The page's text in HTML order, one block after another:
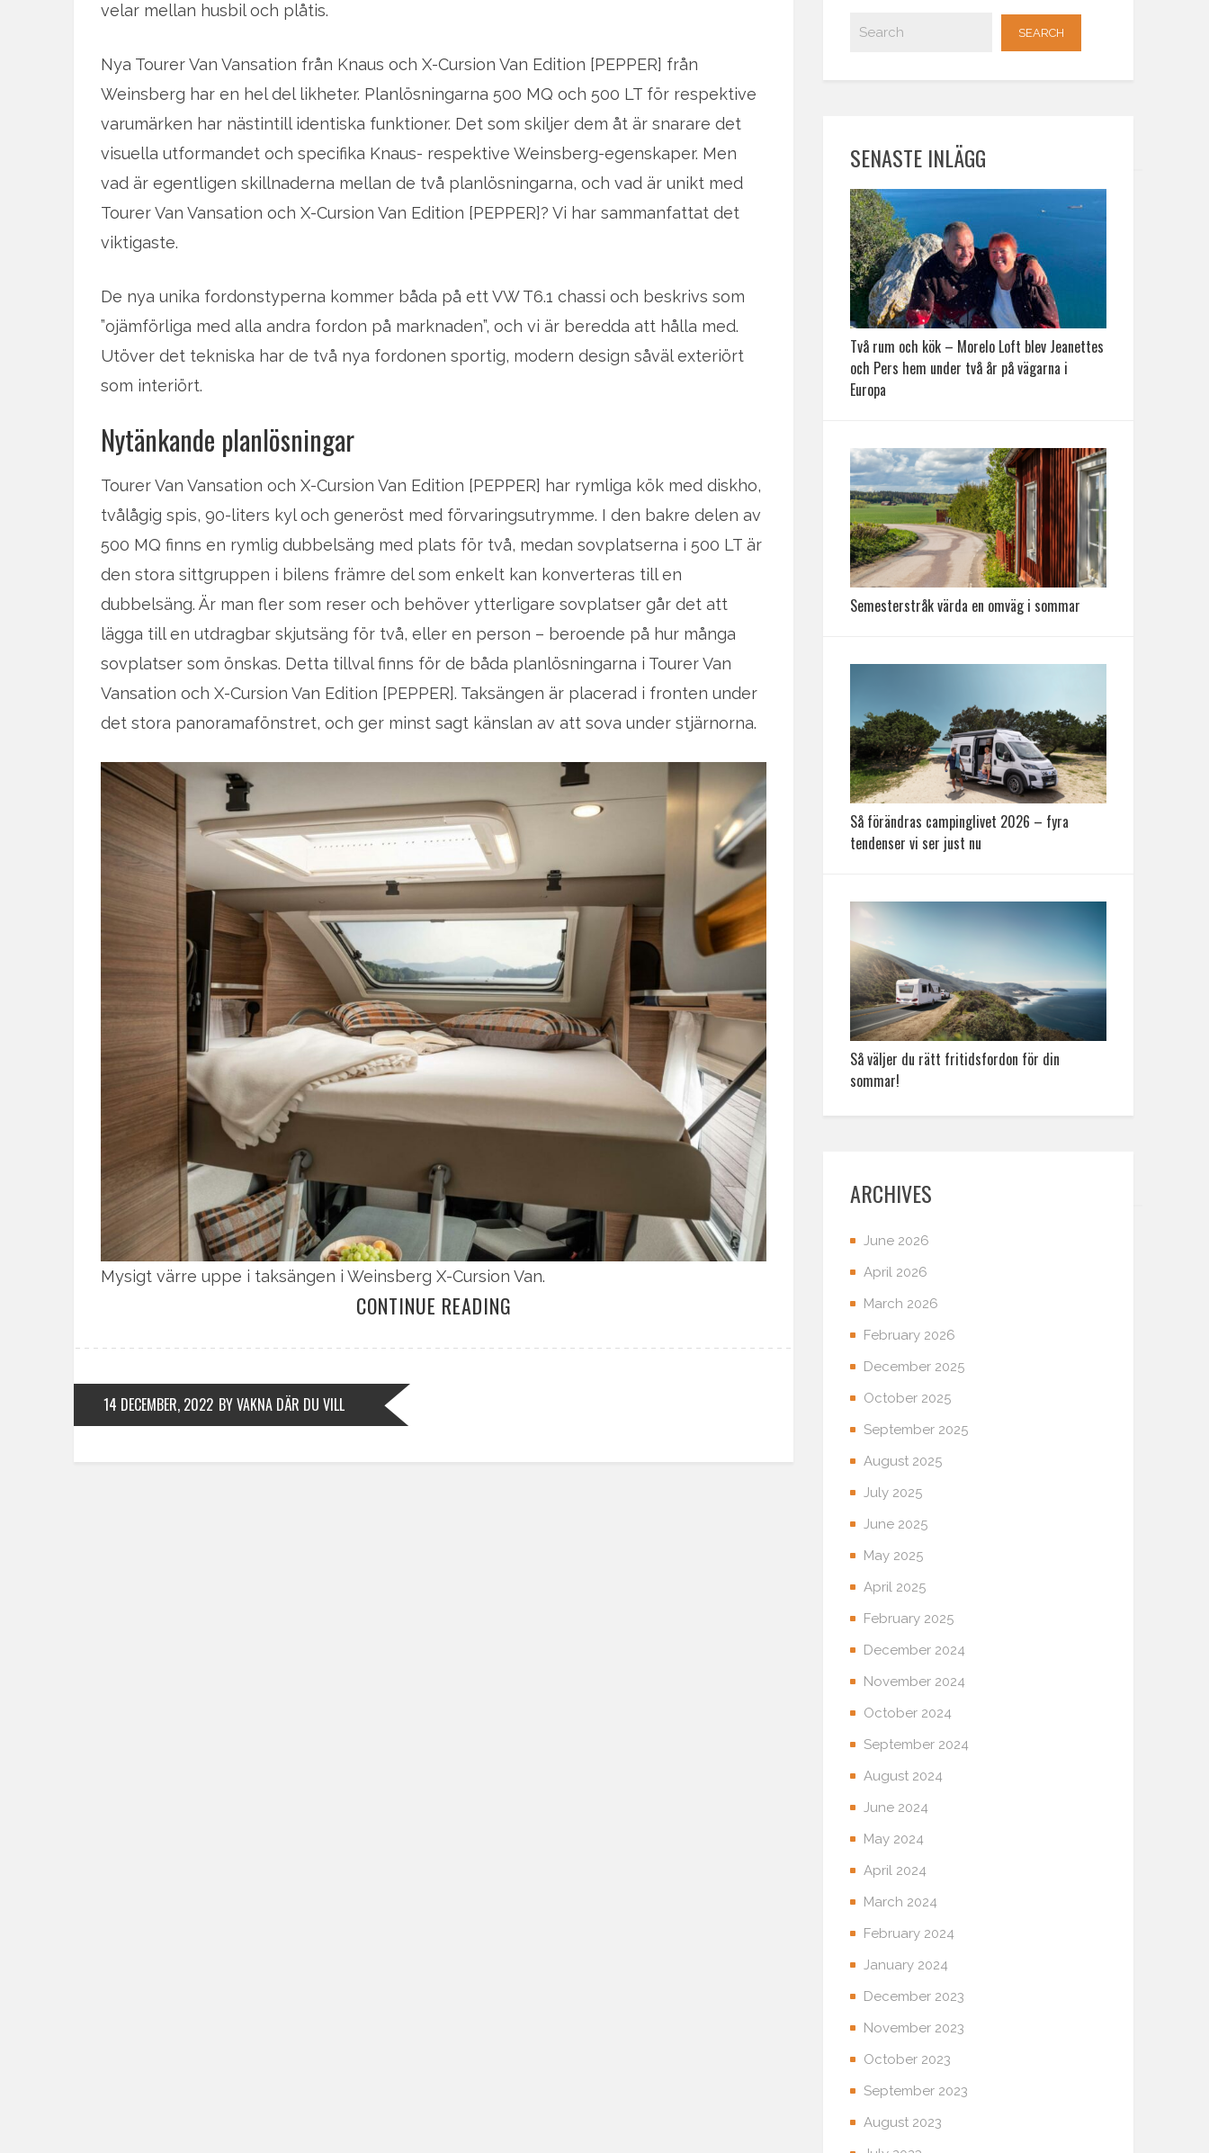
velar mellan husbil och plåtis.
Nya Tourer Van Vansation från Knaus och X-Cursion Van Edition [PEPPER] från
Weinsberg har en hel del likheter. Planlösningarna 500 MQ och 500 LT för respektive
varumärken har nästintill identiska funktioner. Det som skiljer dem åt är snarare det
visuella utformandet och specifika Knaus- respektive Weinsberg-egenskaper. Men
vad är egentligen skillnaderna mellan de två planlösningarna, och vad är unikt med
Tourer Van Vansation och X-Cursion Van Edition [PEPPER]? Vi har sammanfattat det
viktigaste.
De nya unika fordonstyperna kommer båda på ett VW T6.1 chassi och beskrivs som
”ojämförliga med alla andra fordon på marknaden”, och vi är beredda att hålla med.
Utöver det tekniska har de två nya fordonen sportig, modern design såväl exteriört
som interiört.
Nytänkande planlösningar
Tourer Van Vansation och X-Cursion Van Edition [PEPPER] har rymliga kök med diskho,
tvålågig spis, 90-liters kyl och generöst med förvaringsutrymme. I den bakre delen av
500 MQ finns en rymlig dubbelsäng med plats för två, medan sovplatserna i 500 LT är
den stora sittgruppen i bilens främre del som enkelt kan konverteras till en
dubbelsäng. Är man fler som reser och behöver ytterligare sovplatser går det att
lägga till en utdragbar skjutsäng för två, eller en person – beroende på hur många
sovplatser som önskas. Detta tillval finns för de båda planlösningarna i Tourer Van
Vansation och X-Cursion Van Edition [PEPPER]. Taksängen är placerad i fronten under
det stora panoramafönstret, och ger minst sagt känslan av att sova under stjärnorna.
Mysigt värre uppe i taksängen i Weinsberg X-Cursion Van.
CONTINUE READING
14 DECEMBER, 2022 BY VAKNA DÄR DU VILL
SENASTE INLÄGG
Två rum och kök – Morelo Loft blev Jeanettes
och Pers hem under två år på vägarna i
Europa
Semesterstråk värda en omväg i sommar
Så förändras campinglivet 2026 – fyra
tendenser vi ser just nu
Så väljer du rätt fritidsfordon för din
sommar!
ARCHIVES
June 2026
April 2026
March 2026
February 2026
December 2025
October 2025
September 2025
August 2025
July 2025
June 2025
May 2025
April 2025
February 2025
December 2024
November 2024
October 2024
September 2024
August 2024
June 2024
May 2024
April 2024
March 2024
February 2024
January 2024
December 2023
November 2023
October 2023
September 2023
August 2023